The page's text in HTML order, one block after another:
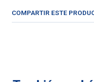
COMPARTIR ESTE